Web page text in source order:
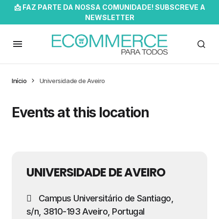
📩 FAZ PARTE DA NOSSA COMUNIDADE! SUBSCREVE A
NEWSLETTER
Início Universidade de Aveiro
Events at this location
UNIVERSIDADE DE AVEIRO
Campus Universitário de Santiago,
s/n, 3810-193 Aveiro, Portugal